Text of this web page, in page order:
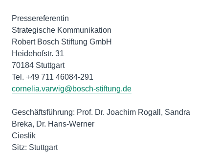
Pressereferentin
Strategische Kommunikation
Robert Bosch Stiftung GmbH
Heidehofstr. 31
70184 Stuttgart
cornelia.varwig@bosch-stiftung.de
Geschäftsführung: Prof. Dr. Joachim Rogall, Sandra
Breka, Dr. Hans-Werner
Cieslik
Sitz: Stuttgart